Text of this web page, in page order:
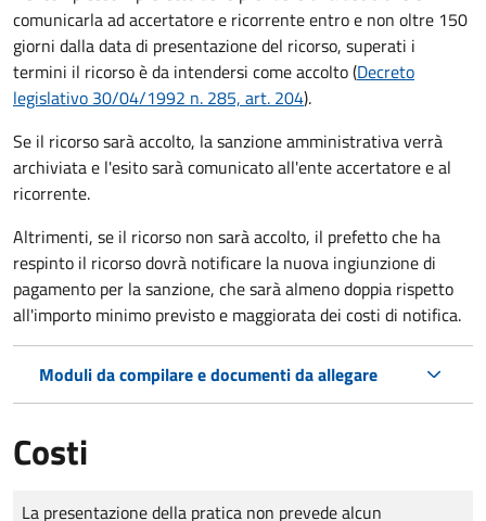
comunicarla ad accertatore e ricorrente entro e non oltre 150
giorni dalla data di presentazione del ricorso, superati i
termini il ricorso è da intendersi come accolto (Decreto
legislativo 30/04/1992 n. 285, art. 204).
Se il ricorso sarà accolto, la sanzione amministrativa verrà
archiviata e l'esito sarà comunicato all'ente accertatore e al
ricorrente.
Altrimenti, se il ricorso non sarà accolto, il prefetto che ha
respinto il ricorso dovrà notificare la nuova ingiunzione di
pagamento per la sanzione, che sarà almeno doppia rispetto
all'importo minimo previsto e maggiorata dei costi di notifica.
Moduli da compilare e documenti da allegare
Costi
Tipo di pagamento
Importo
La presentazione della pratica non prevede alcun